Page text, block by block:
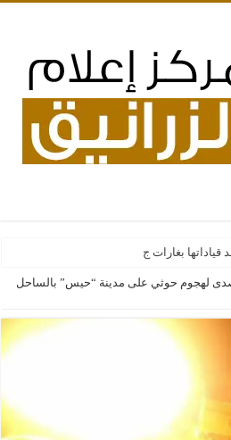
قياداتها بغارات جوية سعودية على فصائ
لهجوم حوثي على مدينة “حيس” بالساحل